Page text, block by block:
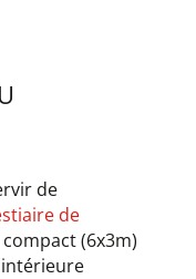
de
de
(6x3m)